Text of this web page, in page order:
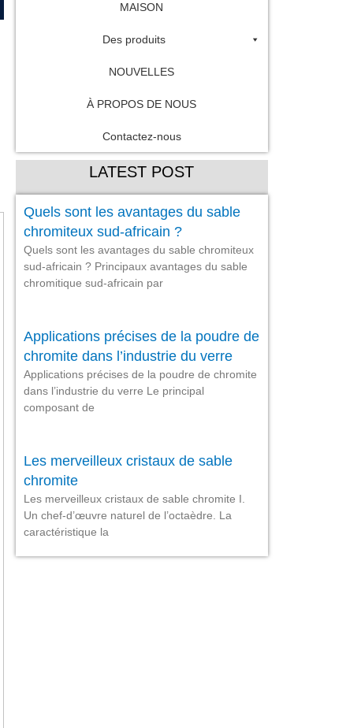
MAISON
Des produits
NOUVELLES
À PROPOS DE NOUS
Contactez-nous
LATEST POST
Quels sont les avantages du sable
chromiteux sud-africain ?
Quels sont les avantages du sable chromiteux
sud-africain ? Principaux avantages du sable
chromitique sud-africain par
Applications précises de la poudre de
chromite dans l’industrie du verre
Applications précises de la poudre de chromite
dans l’industrie du verre Le principal
composant de
Les merveilleux cristaux de sable
chromite
Les merveilleux cristaux de sable chromite I.
Un chef-d’œuvre naturel de l’octaèdre. La
caractéristique la